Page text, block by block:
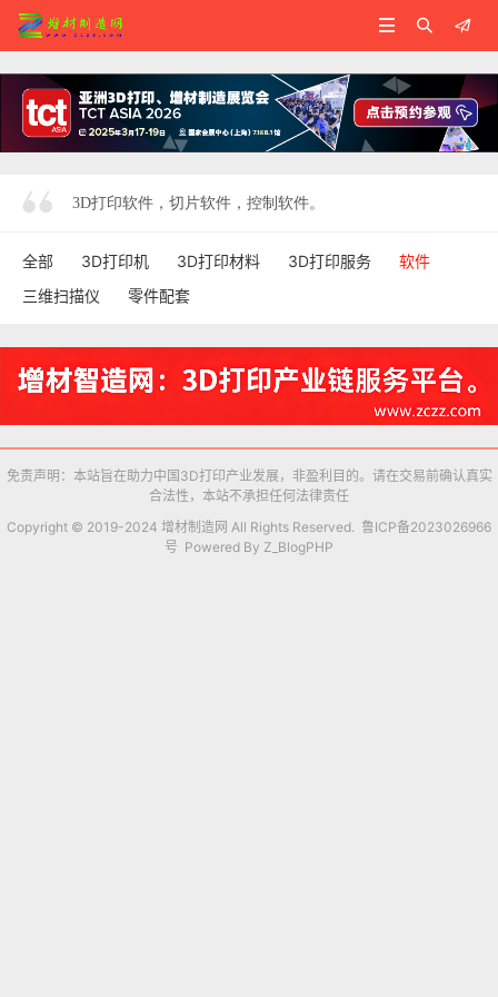



3D打印软件，切片软件，控制软件。
全部 3D打印机 3D打印材料 3D打印服务
软件
三维扫描仪
零件配套
免责声明：本站旨在助力中国3D打印产业发展，非盈利目的。请在交易前确认真实
合法性，本站不承担任何法律责任
Copyright © 2019-2024 增材制造网 All Rights Reserved. 鲁ICP备2023026966
号 Powered By Z_BlogPHP